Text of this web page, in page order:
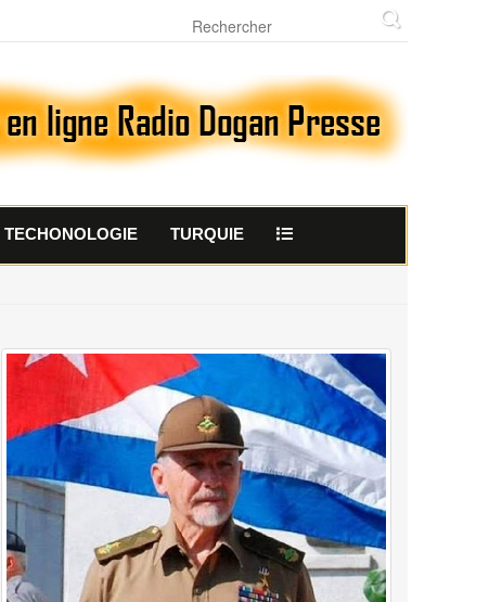
TECHONOLOGIE TURQUIE